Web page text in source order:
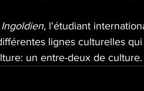
Ingoldien, l'étudiant
lignes culturelles
un entre-deux de culture.